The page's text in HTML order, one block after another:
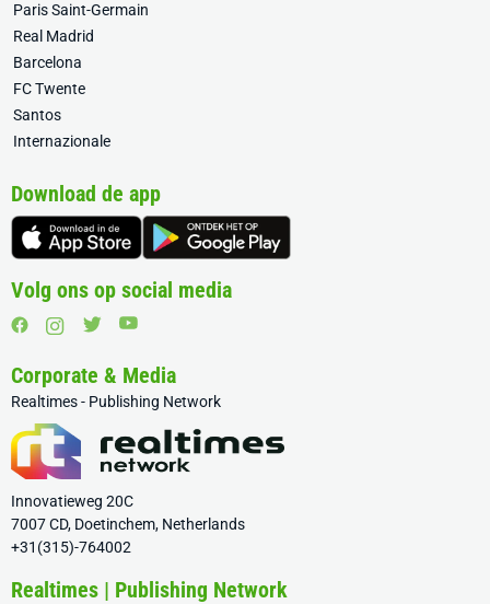
Paris Saint-Germain
Real Madrid
Barcelona
FC Twente
Santos
Internazionale
Download de app
Volg ons op social media
Corporate & Media
Realtimes - Publishing Network
Innovatieweg 20C
7007 CD, Doetinchem, Netherlands
+31(315)-764002
Realtimes | Publishing Network